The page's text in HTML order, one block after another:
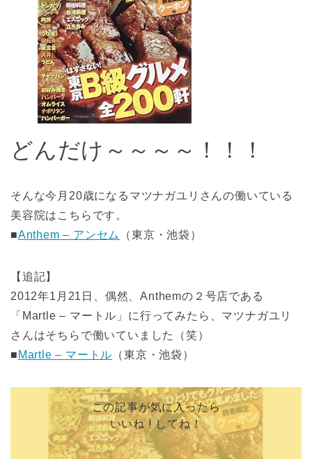
どんだけ～～～～！！！
そんな今月20歳になるマツナガユリさんの働いている
美容院はこちらです。
■Anthem – アンセム （東京・池袋）
【追記】
2012年1月21日、偶然、Anthemの２号店である
「Martle – マートル」に行ってみたら、マツナガユリ
さんはそちらで働いていました（笑）
■ Martle – マートル （東京・池袋）
この記事が気に入ったら
いいね ! してね！